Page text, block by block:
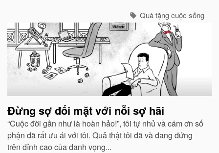
Quà tặng cuộc sống
Đừng sợ đối mặt với nỗi sợ hãi
“Cuộc đời gần như là hoàn hảo!”, tôi tự nhủ và cám ơn số
phận đã rất ưu ái với tôi. Quả thật tôi đã và đang đứng
trên đỉnh cao của danh vọng...